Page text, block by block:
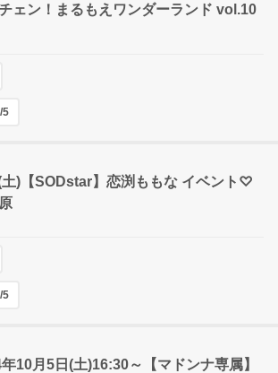
ェン！まるもえワンダーランド vol.10
5
土)【SODstar】恋渕ももな イベント♡
5
10月5日(土)16:30～【マドンナ専属】